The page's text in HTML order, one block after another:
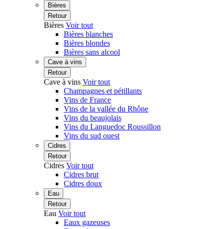
Bières
Retour
Bières Voir tout
Bières blanches
Bières blondes
Bières sans alcool
Cave à vins
Retour
Cave à vins Voir tout
Champagnes et pétillants
Vins de France
Vins de la vallée du Rhône
Vins du beaujolais
Vins du Languedoc Roussillon
Vins du sud ouest
Cidres
Retour
Cidres Voir tout
Cidres brut
Cidres doux
Eau
Retour
Eau Voir tout
Eaux gazeuses